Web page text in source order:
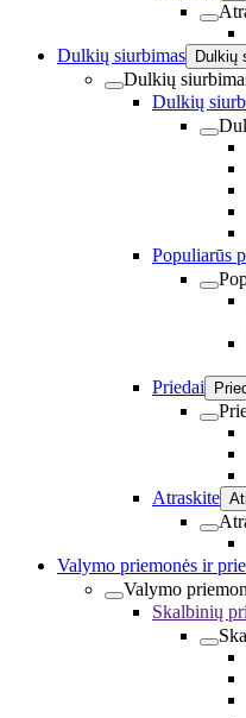
Dulkių siurbimas
Dulkių
Dulkių
Dulkių
Populiarūs
Priedai
Atraskite
Valymo priemonės ir
Valymo
Skalbinių